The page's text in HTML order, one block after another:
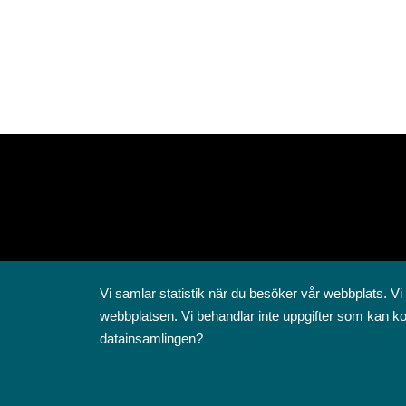
Vi samlar statistik när du besöker vår webbplats.
webbplatsen. Vi behandlar inte uppgifter som kan
datainsamlingen?